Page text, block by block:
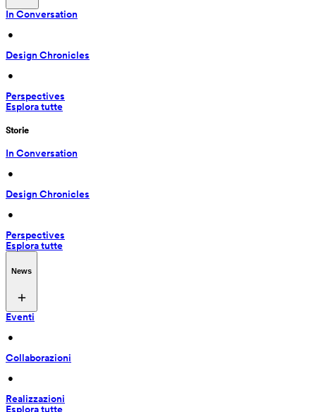
In Conversation
•
Design Chronicles
•
Perspectives
Esplora tutte
Storie
In Conversation
•
Design Chronicles
•
Perspectives
Esplora tutte
News
Eventi
•
Collaborazioni
•
Realizzazioni
Esplora tutte